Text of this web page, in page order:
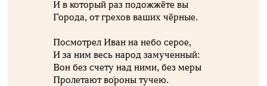
И в который раз подожжёте вы
Города, от грехов ваших чёрные.
Посмотрел Иван на небо серое,
И за ним весь народ замученный:
Вон без счету над ними, без меры
Пролетают во́роны тучею.